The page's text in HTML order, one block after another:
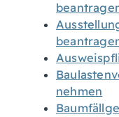
nehmen